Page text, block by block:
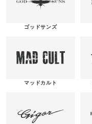
ゴッドサンズ
マッドカルト